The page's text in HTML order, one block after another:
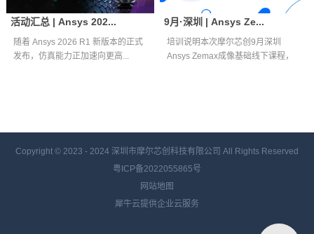
活动汇总 | Ansys 202...
随着 Ansys 2026 R1 新版本的正式
发布，仿真能力正加速向更高...
9月·深圳 | Ansys Ze...
培训说明本次摩尔芯创9月深圳
Ansys Zemax成像基础线下课程，
Copyright © 2023 - 2024 深圳市摩尔芯创科技有限公司 All Rights Reserved
粤ICP备2022055865号
网站地图
犀牛云提供企业云服务